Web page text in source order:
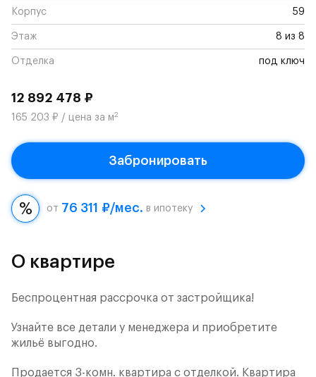
Корпус 59
Этаж 8 из 8
Отделка под ключ
12 892 478 ₽
165 203 ₽ / цена за м2
Забронировать
от 76 311 ₽/мес. в ипотеку
О квартире
Беспроцентная рассрочка от застройщика!
Узнайте все детали у менеджера и приобретите
жильё выгодно.
Продается 3-комн. квартира с отделкой. Квартира